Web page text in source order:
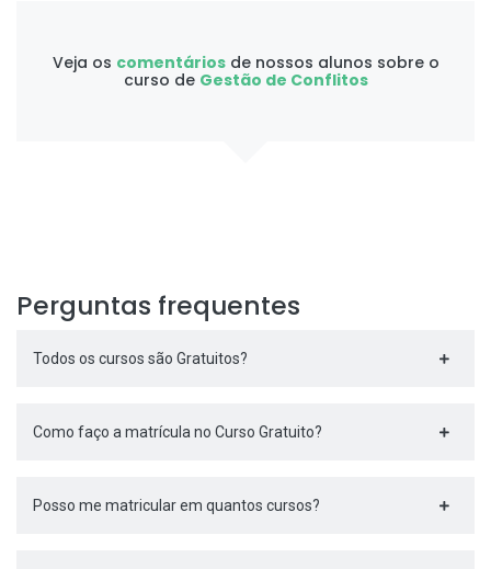
Veja os comentáriosde nossos alunos sobre o
curso de Gestão de Conflitos
Perguntas frequentes
Todos os cursos são Gratuitos?
Como faço a matrícula no Curso Gratuito?
Posso me matricular em quantos cursos?